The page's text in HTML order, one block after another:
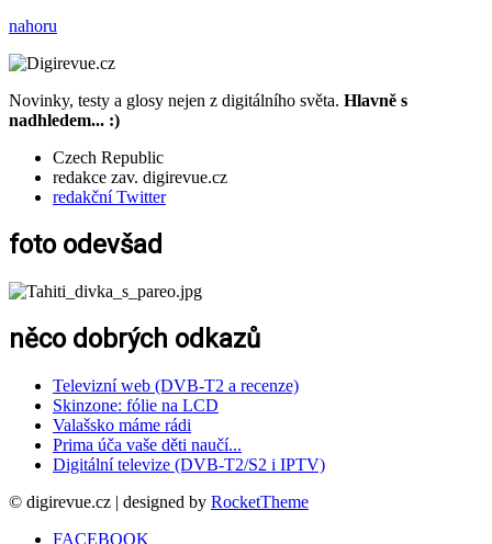
nahoru
Novinky, testy a glosy nejen z digitálního světa. Hlavně s
nadhledem... :)
Czech Republic
redakce zav. digirevue.cz
redakční Twitter
foto odevšad
něco dobrých odkazů
Televizní web (DVB-T2 a recenze)
Skinzone: fólie na LCD
Valašsko máme rádi
Prima úča vaše děti naučí...
Digitální televize (DVB-T2/S2 i IPTV)
© digirevue.cz | designed by RocketTheme
FACEBOOK